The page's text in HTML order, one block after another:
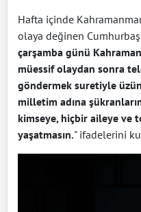
Hafta içinde
olaya değinen
çarşamba günü
müessif olaydan sonra
göndermek suretiyle
milletim adına
kimseye, hiçbir aileye ve
yaşatmasın." ifadelerini